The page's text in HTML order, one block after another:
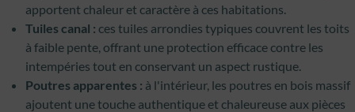
apportent chaleur et caractère à ces habitations.
Tuiles canal : ces tuiles arrondies typiques couvrent les toits
à faible pente, offrant une protection efficace contre les
intempéries tout en conservant un aspect rustique.
Poutres apparentes : à l'intérieur, les poutres en bois massif
ajoutent une touche authentique et chaleureuse aux pièces